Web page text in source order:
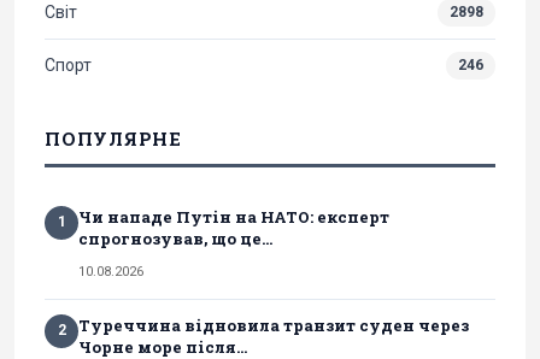
Світ 2898
Спорт 246
ПОПУЛЯРНЕ
1
Чи нападе Путін на НАТО: експерт
спрогнозував, що це...
10.08.2026
2
Туреччина відновила транзит суден через
Чорне море після...